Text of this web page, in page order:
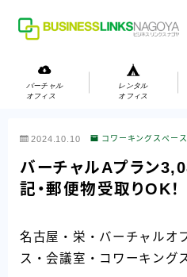
会議室
お問い合わせ
バーチャル
オフィス
レンタル
オフィス
2024.10.10 コワーキングスペース
バーチャルAプラン
記・郵便物受取りOK！
名古屋・栄・バーチャルオ
ス・会議室・コワーキング